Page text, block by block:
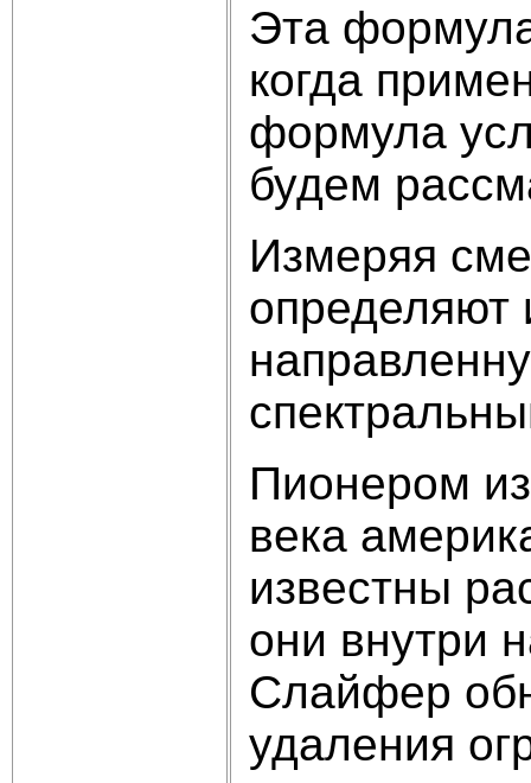
Эта
когда
формула
будем
Измеряя
определяют
Пионером
века
известны
они внутри
Слайфер
удаления